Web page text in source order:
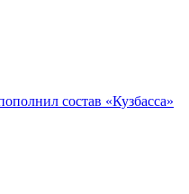
состав «Кузбасса»